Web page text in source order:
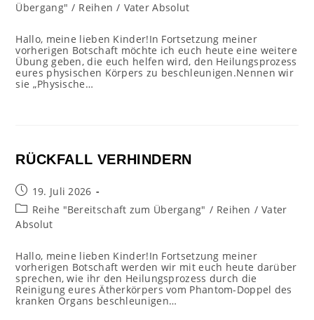
Übergang" / Reihen / Vater Absolut
Hallo, meine lieben Kinder!In Fortsetzung meiner
vorherigen Botschaft möchte ich euch heute eine weitere
Übung geben, die euch helfen wird, den Heilungsprozess
eures physischen Körpers zu beschleunigen.Nennen wir
sie „Physische…
RÜCKFALL VERHINDERN
Beitrag
veröffentlicht:
19. Juli 2026
Beitrags-
Kategorie:
Reihe "Bereitschaft zum Übergang" / Reihen / Vater
Absolut
Hallo, meine lieben Kinder!In Fortsetzung meiner
vorherigen Botschaft werden wir mit euch heute darüber
sprechen, wie ihr den Heilungsprozess durch die
Reinigung eures Ätherkörpers vom Phantom-Doppel des
kranken Organs beschleunigen…